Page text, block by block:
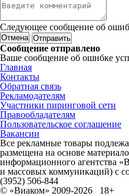
Следующее сообщение об
Отмена
Сообщение отправлено
Ваше сообщение об ошибке
Главная
Контакты
Обратная связь
Рекламодателям
Участники пиринговой сети
Правообладателям
Пользовательское соглашение
Вакансии
Все рекламные товары
размещена на основе
информационного агентства
и массовых коммуникаций) с
(3952) 506-844
© «Виаком» 2009-2026 18+